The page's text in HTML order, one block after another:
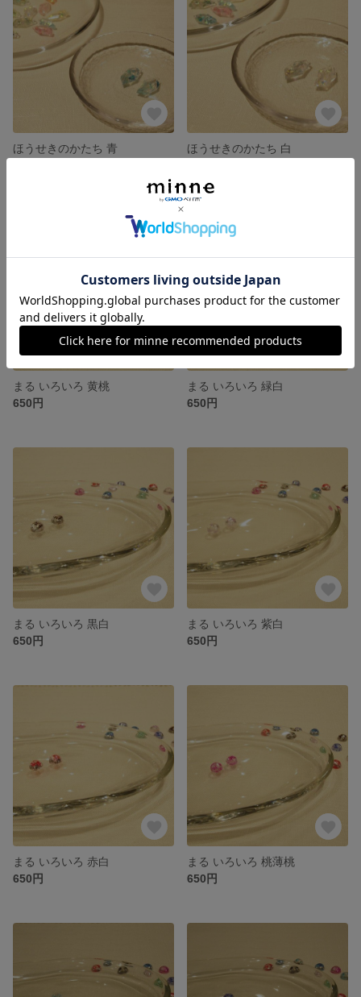
ほうせきのかたち 青
ほうせきのかたち 白
まる いろいろ 黄桃
650円
まる いろいろ 緑白
650円
まる いろいろ 黒白
650円
まる いろいろ 紫白
650円
まる いろいろ 赤白
650円
まる いろいろ 桃薄桃
650円